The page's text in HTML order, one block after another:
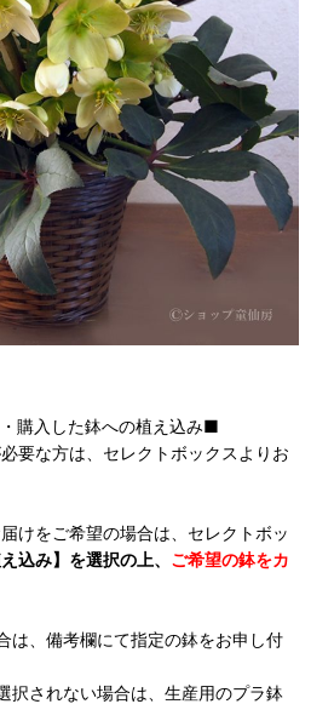
購入した鉢への植え込み■
要な方は、セレクトボックスよりお
けをご希望の場合は、セレクトボッ
込み】を選択の上、 ご希望の鉢をカ
は、備考欄にて指定の鉢をお申し付
択されない場合は、生産用のプラ鉢